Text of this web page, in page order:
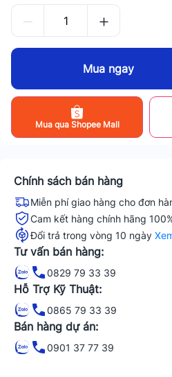
Mua ngay
Mua qua Shopee Mall
Chính sách bán hàng
Miễn phí giao hàng cho đơn
Cam kết hàng chính hãng
Đổi trả trong vòng 10 ngày
Tư vấn bán hàng:
0829 79 33 39
Hỗ Trợ Kỹ Thuật:
0865 79 33 39
Bán hàng dự án:
0901 37 77 39